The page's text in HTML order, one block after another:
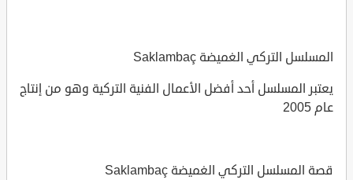
المسلسل التركي الغميضة Saklambaç
يعتبر المسلسل أحد أفضل الأعمال الفنية التركية وهو من إنتاج
عام 2005
قصة المسلسل التركي الغميضة Saklambaç